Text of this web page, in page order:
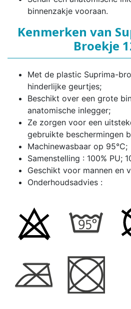
binnenzakje vooraan.
Kenmerken van
Broekje
Met de plastic Suprima-
hinderlijke geurtjes;
Beschikt over een grote
anatomische inlegger;
Ze zorgen voor een
gebruikte beschermingen
Machinewasbaar op 95°C;
Samenstelling : 100% PU;
Geschikt voor mannen en
Onderhoudsadvies :